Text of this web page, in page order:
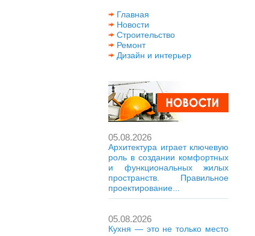
Главная
Новости
Строительство
Ремонт
Дизайн и интерьер
05.08.2026
Архитектура играет ключевую
роль в создании комфортных
и функциональных жилых
пространств. Правильное
проектирование...
05.08.2026
Кухня — это не только место